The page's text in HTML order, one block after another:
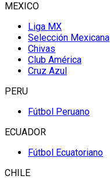
MEXICO
Liga MX
Selección Mexicana
Chivas
Club América
Cruz Azul
PERU
Fútbol Peruano
ECUADOR
Fútbol Ecuatoriano
CHILE